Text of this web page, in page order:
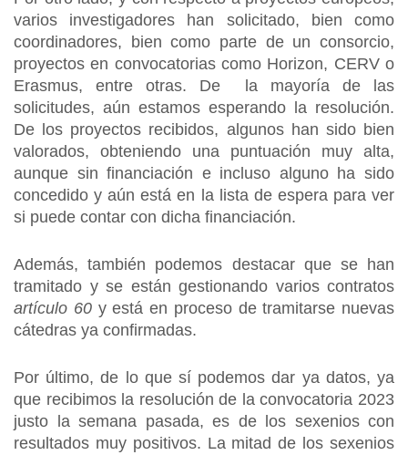
varios investigadores han solicitado, bien como
coordinadores, bien como parte de un consorcio,
proyectos en convocatorias como Horizon, CERV o
Erasmus, entre otras. De la mayoría de las
solicitudes, aún estamos esperando la resolución.
De los proyectos recibidos, algunos han sido bien
valorados, obteniendo una puntuación muy alta,
aunque sin financiación e incluso alguno ha sido
concedido y aún está en la lista de espera para ver
si puede contar con dicha financiación.
Además, también podemos destacar que se han
tramitado y se están gestionando varios contratos
artículo 60y está en proceso de tramitarse nuevas
cátedras ya confirmadas.
Por último, de lo que sí podemos dar ya datos, ya
que recibimos la resolución de la convocatoria 2023
justo la semana pasada, es de los sexenios con
resultados muy positivos. La mitad de los sexenios